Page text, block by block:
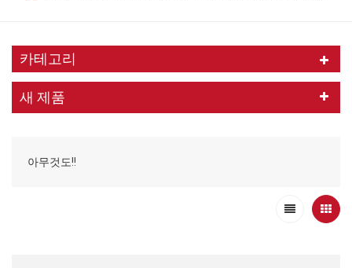
카테고리
새 제품
아무것도!!